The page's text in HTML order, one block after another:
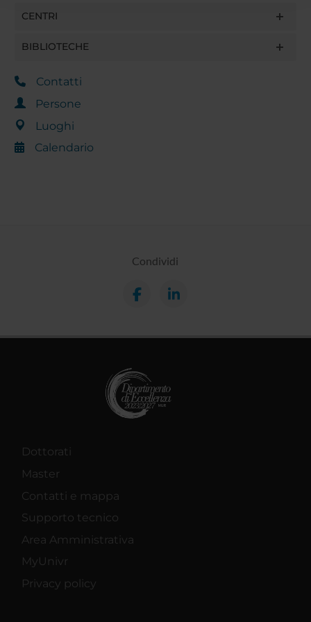
raccolto dal tuo utilizzo dei loro servizi.
CENTRI
BIBLIOTECHE
Contatti
Persone
Luoghi
Calendario
Condividi
Dottorati
Master
Contatti e mappa
Supporto tecnico
Area Amministrativa
MyUnivr
Privacy policy